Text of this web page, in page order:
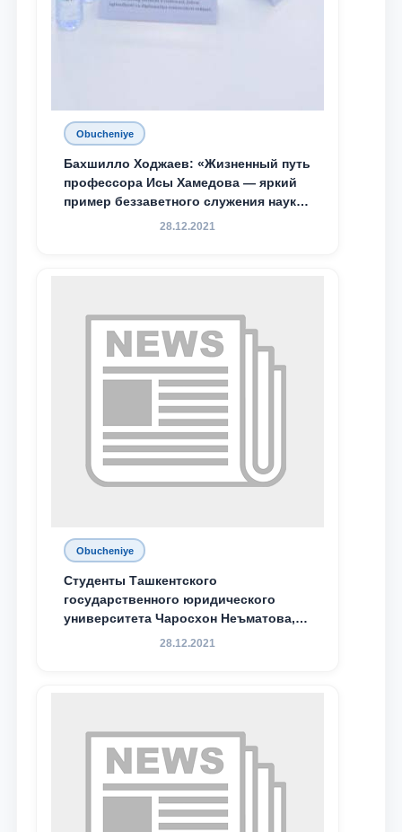
Obucheniye
Бахшилло Ходжаев: «Жизненный путь
профессора Исы Хамедова — яркий
пример беззаветного служения науке,
Родине и воспитанию молодого
28.12.2021
Obucheniye
Студенты Ташкентского
государственного юридического
университета Чаросхон Неъматова,
Севдо Хакимходжаева, Анбарой
специальной стипендии имени
Хадичи Сулеймановой.
28.12.2021